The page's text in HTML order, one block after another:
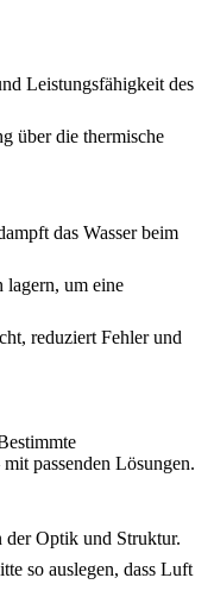
Leistungsfähigkeit des
über die thermische
das Wasser beim
lagern, um eine
reduziert Fehler und
passenden Lösungen.
der Optik und Struktur.
so auslegen, dass Luft